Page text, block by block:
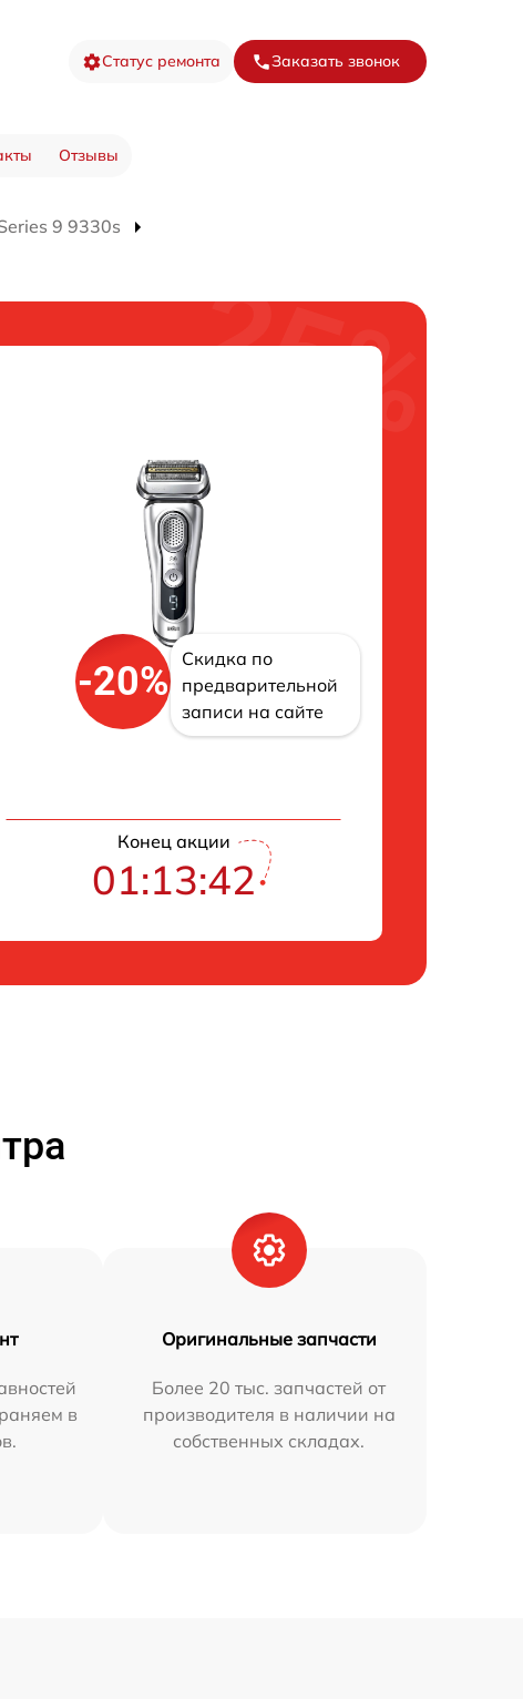
Статус ремонта Заказать звонок
Отзывы
9 9330s
-20%
Скидка по
предварительной
записи на сайте
Конец акции
01:13:41
в
Оригинальные запчасти
Более 20 тыс. запчастей от
производителя в наличии на
собственных складах.